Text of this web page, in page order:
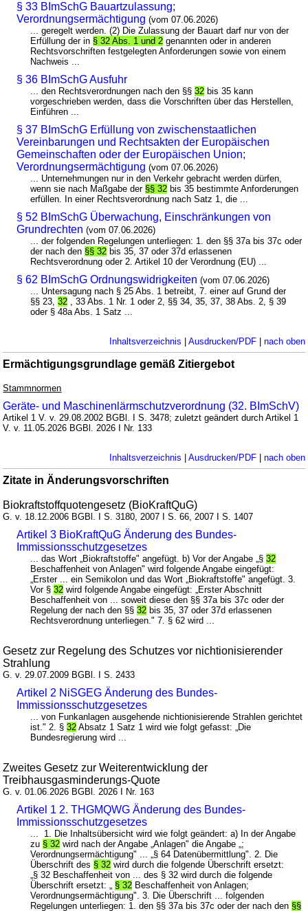
§ 33 BImSchG Bauartzulassung;
Verordnungsermächtigung (vom 07.06.2026)
... geregelt werden. (2) Die Zulassung der Bauart darf nur von der
Erfüllung der in § 32 Abs. 1 und 2 genannten oder in anderen
Rechtsvorschriften festgelegten Anforderungen sowie von einem
Nachweis ...
§ 36 BImSchG Ausfuhr
... den Rechtsverordnungen nach den §§32 bis 35 kann
vorgeschrieben werden, dass die Vorschriften über das Herstellen,
Einführen ...
§ 37 BImSchG Erfüllung von zwischenstaatlichen
Vereinbarungen und Rechtsakten der Europäischen
Gemeinschaften oder der Europäischen Union;
Verordnungsermächtigung (vom 07.06.2026)
... Unternehmungen nur in den Verkehr gebracht werden dürfen,
wenn sie nach Maßgabe der §§ 32 bis 35 bestimmte Anforderungen
erfüllen. In einer Rechtsverordnung nach Satz 1, die ...
§ 52 BImSchG Überwachung, Einschränkungen von
Grundrechten (vom 07.06.2026)
... der folgenden Regelungen unterliegen: 1. den §§ 37a bis 37c oder
der nach den §§ 32 bis 35, 37 oder 37d erlassenen
Rechtsverordnung oder 2. Artikel 10 der Verordnung (EU) ...
§ 62 BImSchG Ordnungswidrigkeiten (vom 07.06.2026)
... Untersagung nach § 25 Abs. 1 betreibt, 7. einer auf Grund der
§§ 23,32 , 33 Abs. 1 Nr. 1 oder 2, §§ 34, 35, 37, 38 Abs. 2, § 39
oder § 48a Abs. 1 Satz ...
Inhaltsverzeichnis Ausdrucken/PDF| nach oben
Ermächtigungsgrundlage gemäß Zitiergebot
Stammnormen
Geräte- und Maschinenlärmschutzverordnung (32. BImSchV)
Artikel 1 V. v. 29.08.2002 BGBl. I S. 3478; zuletzt geändert durch Artikel 1
V. v. 11.05.2026 BGBl. 2026 I Nr. 133
Inhaltsverzeichnis Ausdrucken/PDF| nach oben
Zitate in Änderungsvorschriften
Biokraftstoffquotengesetz (BioKraftQuG)
G. v. 18.12.2006 BGBl. I S. 3180, 2007 I S. 66, 2007 I S. 1407
Artikel 3 BioKraftQuG Änderung des Bundes-
Immissionsschutzgesetzes
... das Wort „Biokraftstoffe" angefügt. b) Vor der Angabe „§32
Beschaffenheit von Anlagen" wird folgende Angabe eingefügt:
„Erster ... ein Semikolon und das Wort „Biokraftstoffe" angefügt. 3.
Vor §32 wird folgende Angabe eingefügt: „Erster Abschnitt
Beschaffenheit von ... soweit diese den §§ 37a bis 37c oder der
Regelung der nach den §§32 bis 35, 37 oder 37d erlassenen
Rechtsverordnung unterliegen." 7. § 62 wird ...
Gesetz zur Regelung des Schutzes vor nichtionisierender
Strahlung
G. v. 29.07.2009 BGBl. I S. 2433
Artikel 2 NiSGEG Änderung des Bundes-
Immissionsschutzgesetzes
... von Funkanlagen ausgehende nichtionisierende Strahlen gerichtet
ist." 2. §32 Absatz 1 Satz 1 wird wie folgt gefasst: „Die
Bundesregierung wird ...
Zweites Gesetz zur Weiterentwicklung der
Treibhausgasminderungs-Quote
G. v. 01.06.2026 BGBl. 2026 I Nr. 163
Artikel 1 2. THGMQWG Änderung des Bundes-
Immissionsschutzgesetzes
... 1. Die Inhaltsübersicht wird wie folgt geändert: a) In der Angabe
zu § 32 wird nach der Angabe „Anlagen" die Angabe „;
Verordnungsermächtigung" ... „§ 64 Datenübermittlung". 2. Die
Überschrift des § 32 wird durch die folgende Überschrift ersetzt:
„§ 32 Beschaffenheit von ... des § 32 wird durch die folgende
Überschrift ersetzt: „ § 32 Beschaffenheit von Anlagen;
Verordnungsermächtigung". 3. Die Überschrift ... folgenden
Regelungen unterliegen: 1. den §§ 37a bis 37c oder der nach den §§